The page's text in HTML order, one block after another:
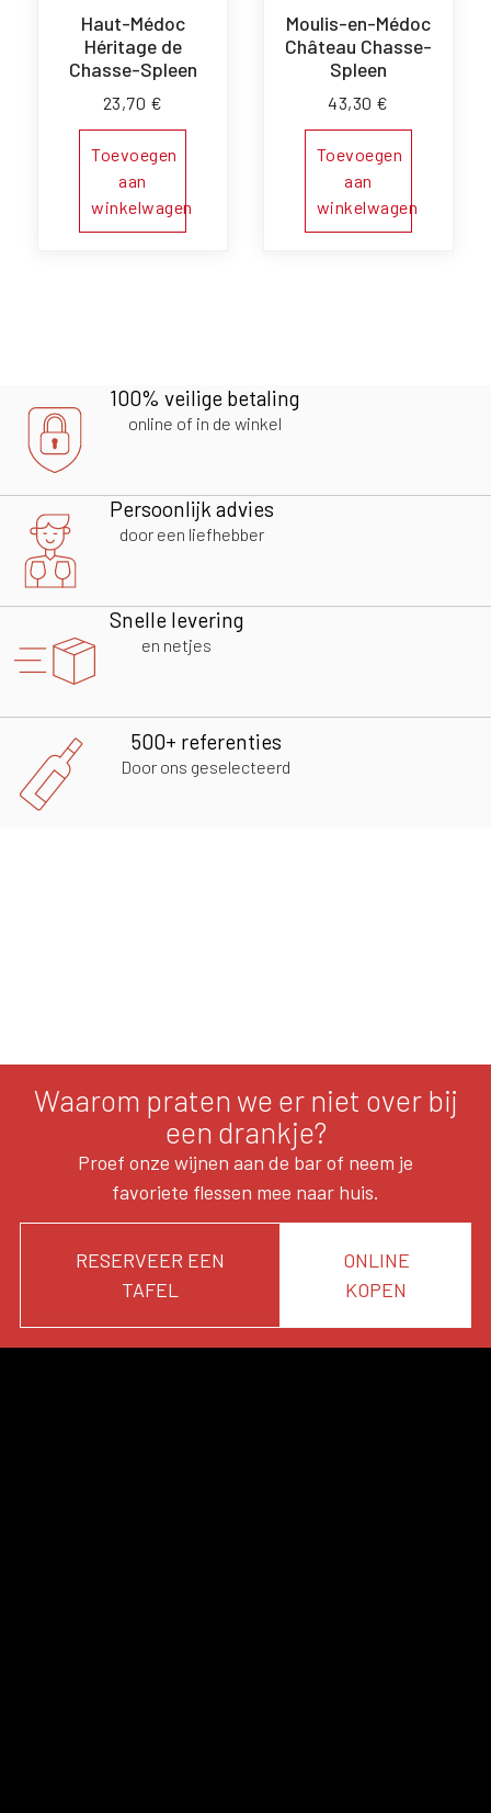
Haut-Médoc
Héritage de
Chasse-Spleen
23,70 €
Toevoegen
aan
winkelwagen
Moulis-en-Médoc
Château Chasse-
Spleen
43,30 €
Toevoegen
aan
winkelwagen
100% veilige betaling
online of in de winkel
Persoonlijk advies
door een liefhebber
Snelle levering
en netjes
500+ referenties
Door ons geselecteerd
Waarom praten we er niet over bij
een drankje?
Proef onze wijnen aan de bar of neem je
favoriete flessen mee naar huis.
RESERVEER EEN
TAFEL
ONLINE
KOPEN